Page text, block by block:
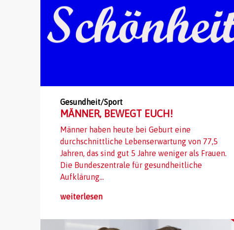
Gesundheit/Sport
MÄNNER, BEWEGT EUCH!
Männer haben heute bei Geburt eine
durchschnittliche Lebenserwartung von 77,5
Jahren, das sind gut 5 Jahre weniger als Frauen.
Die Bundeszentrale für gesundheitliche
Aufklärung...
weiterlesen